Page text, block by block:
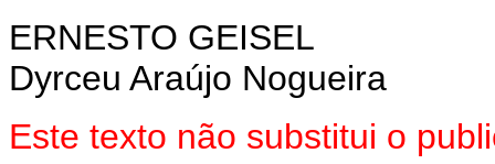
ERNESTO GEISEL
Dyrceu Araújo Nogueira
Este texto não substitui o